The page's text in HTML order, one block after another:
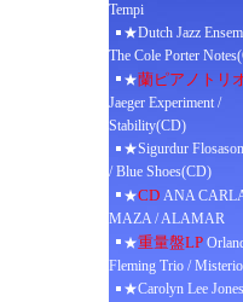
Tempi
★Dutch Jazz
The Cole Porter
★蘭ピアノトリ
Jaeger Experiment /
Stability(CD)
★Sigurdur
/ Blue Shoes(CD)
★CD ANA
MAZA / ALAMAR
★重量盤LP
Fleming Trio /
★Carolyn Lee